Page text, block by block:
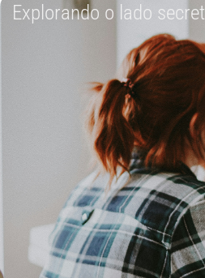
Explorando o lado